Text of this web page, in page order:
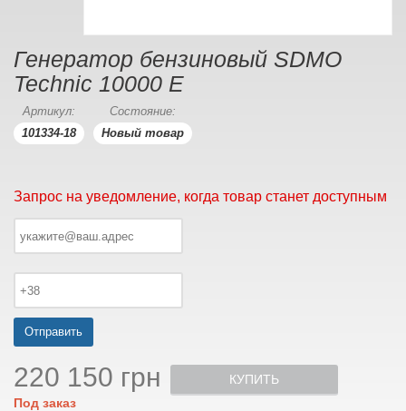
Генератор бензиновый SDMO
Technic 10000 E
Артикул:
101334-18
Состояние:
Новый товар
Запрос на уведомление, когда товар станет доступным
Отправить
220 150 грн
Под заказ
КУПИТЬ